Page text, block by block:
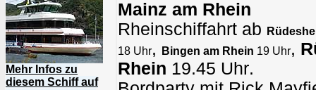
Mehr Infos zu
diesem Schiff auf
Mainz am Rhein
Rheinschiffahrt ab
18 Uhr, Bingen am Rhein 19 Uhr,
Rhein 19.45 Uhr.